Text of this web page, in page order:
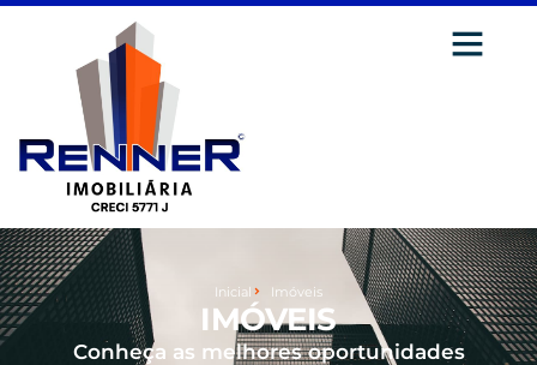
Inicial Imóveis
IMÓVEIS
Conheça as melhores oportunidades